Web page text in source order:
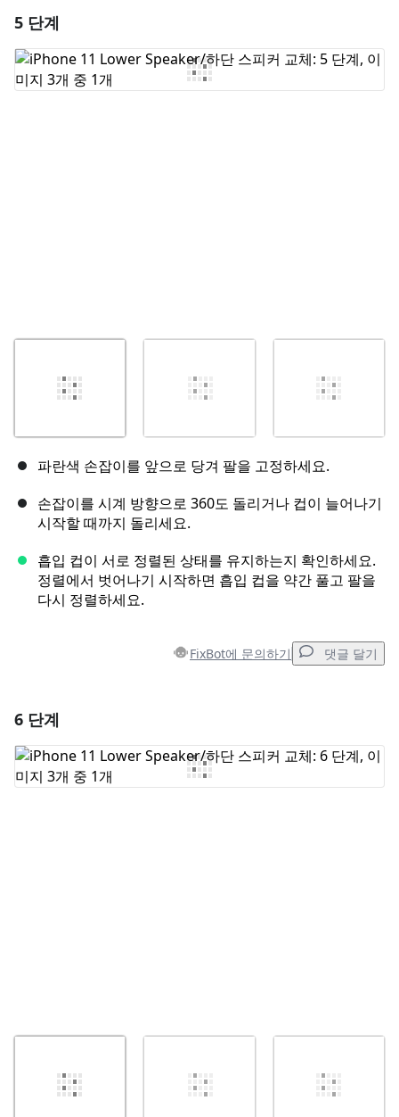
댓글 쓰기
5 단계
파란색 손잡이를 앞으로 당겨 팔을 고정하세요.
손잡이를 시계 방향으로 360도 돌리거나 컵이 늘어나기
시작할 때까지 돌리세요.
흡입 컵이 서로 정렬된 상태를 유지하는지 확인하세요.
정렬에서 벗어나기 시작하면 흡입 컵을 약간 풀고 팔을
다시 정렬하세요.
FixBot에 문의하기 댓글 달기
댓글 쓰기
6 단계